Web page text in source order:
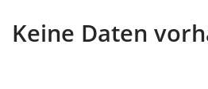
Keine Daten